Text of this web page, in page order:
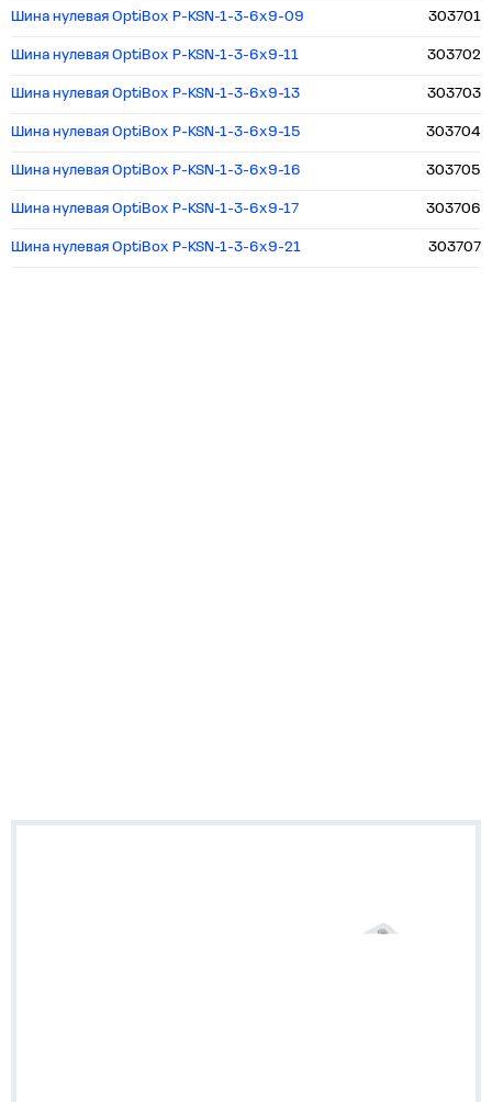
Шина нулевая OptiBox P-KSN-1-3-6x9-09 303701
Шина нулевая OptiBox P-KSN-1-3-6x9-11 303702
Шина нулевая OptiBox P-KSN-1-3-6x9-13 303703
Шина нулевая OptiBox P-KSN-1-3-6x9-15 303704
Шина нулевая OptiBox P-KSN-1-3-6x9-16 303705
Шина нулевая OptiBox P-KSN-1-3-6x9-17 303706
Шина нулевая OptiBox P-KSN-1-3-6x9-21 303707